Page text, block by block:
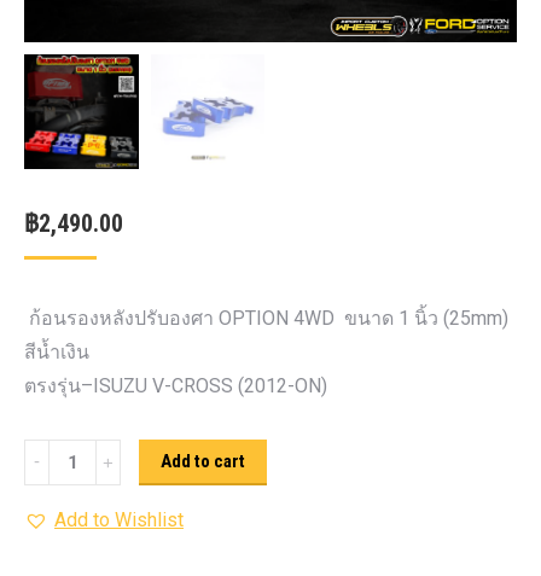
฿2,490.00
ก้อนรองหลังปรับองศา OPTION 4WD ขนาด 1 นิ้ว (25mm)
สีน้ำเงิน
ตรงรุ่น–ISUZU V-CROSS (2012-ON)
รอง
หลัง
Add to cart
Add to Wishlist